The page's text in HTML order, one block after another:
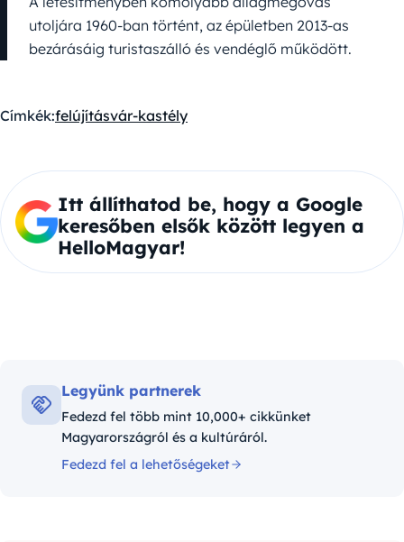
utoljára 1960-ban történt, az épületben 2013-as
bezárásáig turistaszálló és vendéglő működött.
Címkék:felújításvár-kastély
Itt állíthatod be, hogy a Google
keresőben elsők között legyen a
HelloMagyar!
Legyünk partnerek
Fedezd fel több mint 10,000+ cikkünket
Magyarországról és a kultúráról.
Fedezd fel a lehetőségeket